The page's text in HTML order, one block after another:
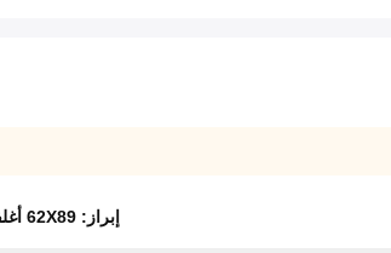
إبراز: 62X89 أغلفة بطاقات مطبوعة